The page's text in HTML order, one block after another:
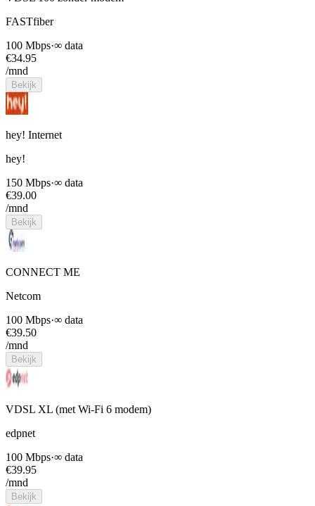
FASTfiber
100 Mbps·∞ data
€34.95
/mnd
Bekijk
hey! Internet
hey!
150 Mbps·∞ data
€39.00
/mnd
Bekijk
CONNECT ME
Netcom
100 Mbps·∞ data
€39.50
/mnd
Bekijk
VDSL XL (met Wi-Fi 6 modem)
edpnet
100 Mbps·∞ data
€39.95
/mnd
Bekijk